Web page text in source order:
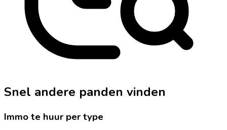
Snel andere panden vinden
Immo te huur per type